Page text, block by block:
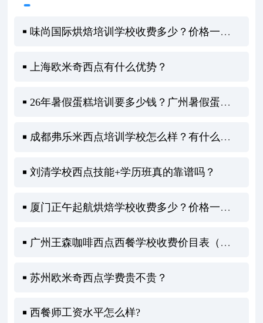
味尚国际烘焙培训学校收费多少？价格一览全知道！
上海欧米奇西点有什么优势？
26年暑假蛋糕培训要多少钱？广州暑假蛋糕培训全攻略
成都弗乐米西点培训学校怎么样？有什么优势
刘清学校西点技能+学历班真的靠谱吗？
厦门正午起航烘焙学校收费多少？价格一览全解析！
广州王森咖啡西点西餐学校收费价目表（学费贵吗）
苏州欧米奇西点学费贵不贵？
西餐师工资水平怎么样?